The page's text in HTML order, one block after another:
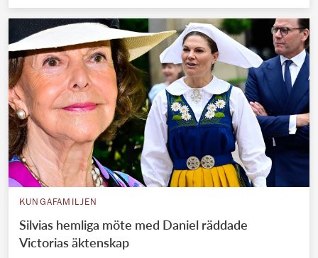
KUNGAFAMILJEN
Silvias hemliga möte med Daniel räddade
Victorias äktenskap